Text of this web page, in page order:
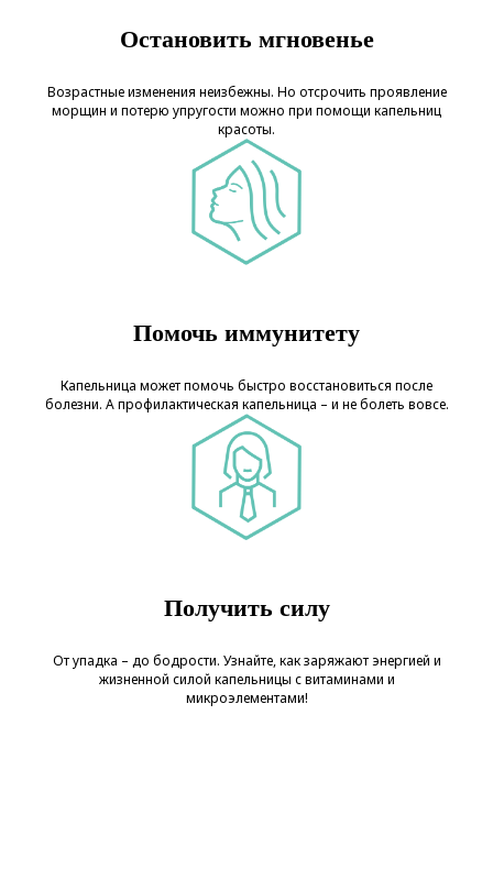
Остановить мгновенье
Возрастные изменения неизбежны. Но отсрочить проявление
морщин и потерю упругости можно при помощи капельниц
красоты.
Помочь иммунитету
Капельница может помочь быстро восстановиться после
болезни. А профилактическая капельница – и не болеть вовсе.
Получить силу
От упадка – до бодрости. Узнайте, как заряжают энергией и
жизненной силой капельницы с витаминами и
микроэлементами!